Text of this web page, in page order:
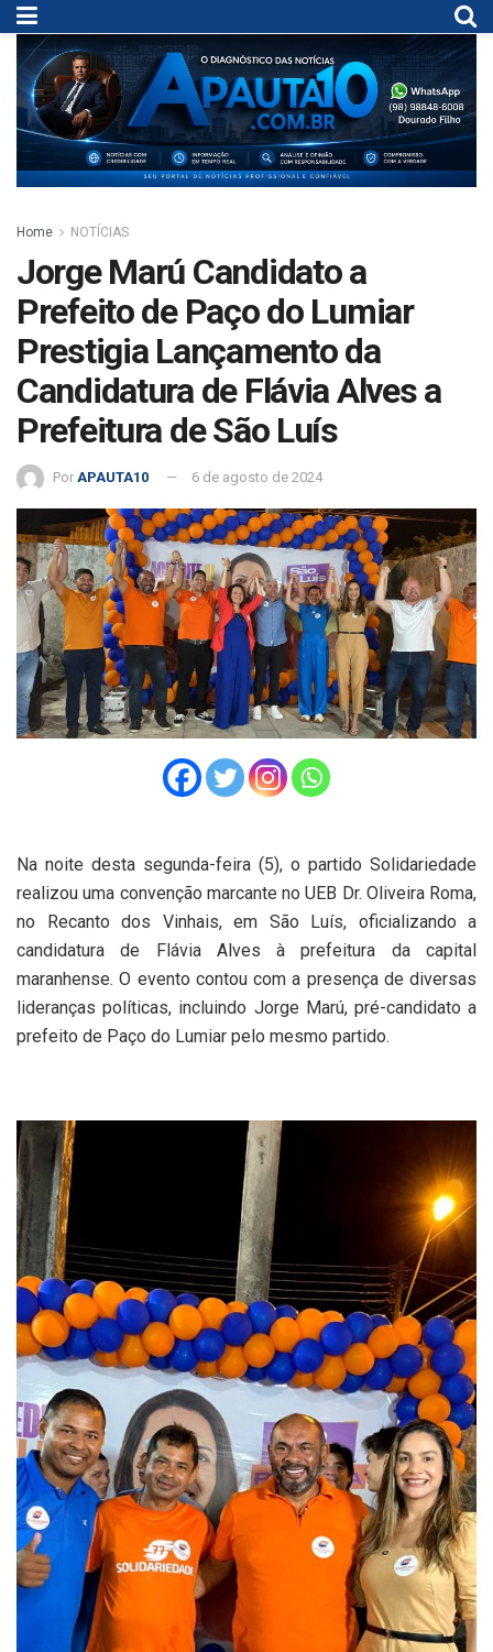
Home NOTÍCIAS
Jorge Marú Candidato a
Prefeito de Paço do Lumiar
Prestigia Lançamento da
Candidatura de Flávia Alves a
Prefeitura de São Luís
Por APAUTA10 6 de agosto de 2024
Na noite desta segunda-feira (5), o partido Solidariedade
realizou uma convenção marcante no UEB Dr. Oliveira Roma,
no Recanto dos Vinhais, em São Luís, oficializando a
candidatura de Flávia Alves à prefeitura da capital
maranhense. O evento contou com a presença de diversas
lideranças políticas, incluindo Jorge Marú, pré-candidato a
prefeito de Paço do Lumiar pelo mesmo partido.